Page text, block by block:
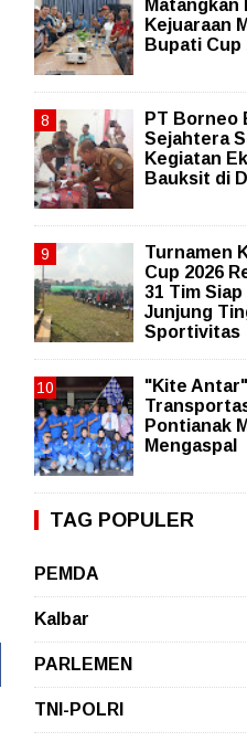
Matangkan
Kejuaraan
Bupati Cup
PT Borneo
Sejahtera
Kegiatan
Bauksit di
Turnamen
Cup 2026
31 Tim
Junjung
Sportivitas
"Kite
Pontianak
Mengaspal
TAG POPULER
PEMDA
Kalbar
PARLEMEN
TNI-POLRI